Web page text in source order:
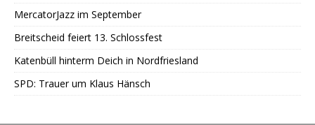
MercatorJazz im September
Breitscheid feiert 13. Schlossfest
Katenbüll hinterm Deich in Nordfriesland
SPD: Trauer um Klaus Hänsch